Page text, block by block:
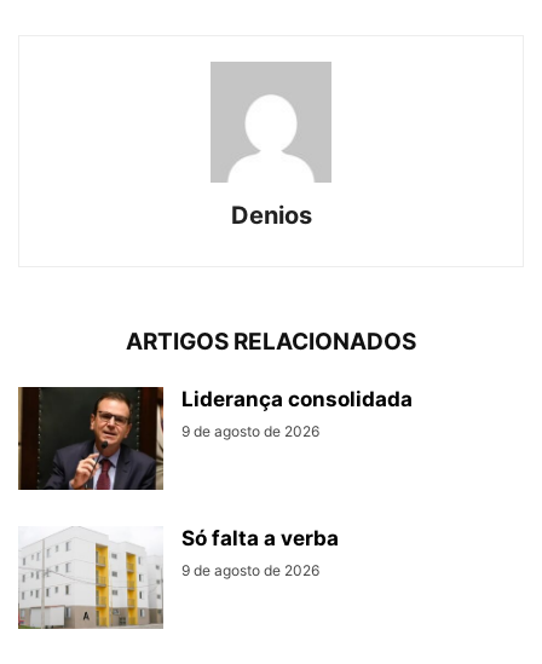
Denios
ARTIGOS RELACIONADOS
Liderança consolidada
9 de agosto de 2026
Só falta a verba
9 de agosto de 2026